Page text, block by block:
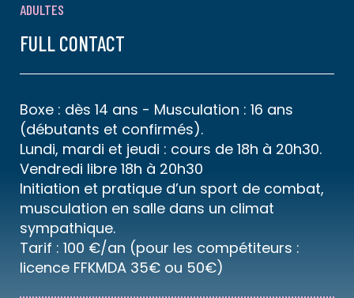
ADULTES
FULL CONTACT
Boxe : dès 14 ans - Musculation : 16 ans
(débutants et confirmés).
Lundi, mardi et jeudi : cours de 18h à 20h30.
Vendredi libre 18h à 20h30
Initiation et pratique d’un sport de combat,
musculation en salle dans un climat
sympathique.
Tarif : 100 €/an (pour les compétiteurs :
licence FFKMDA 35€ ou 50€)